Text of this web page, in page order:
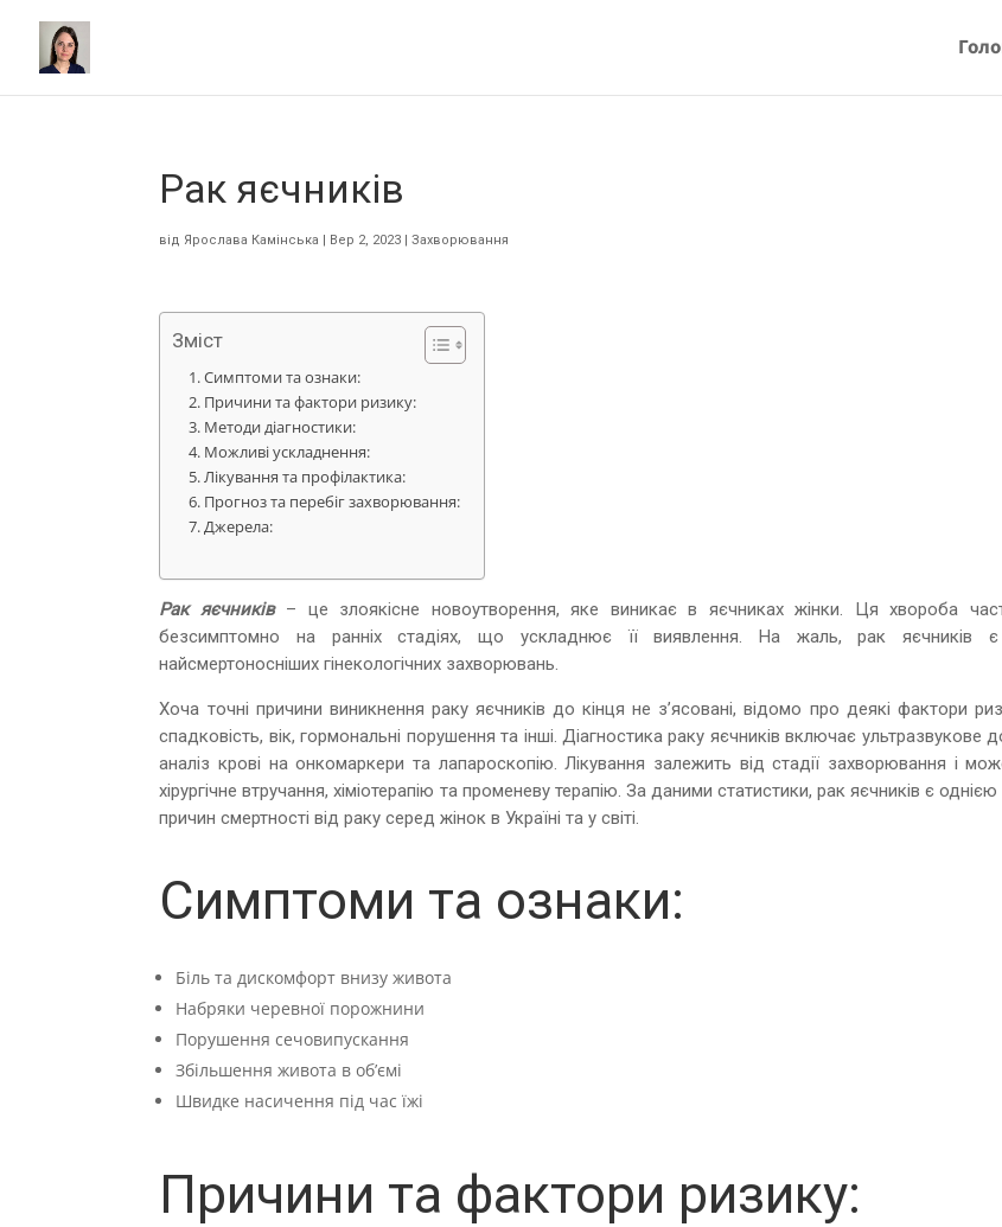
Рак яєчників
від Ярослава Камінська | Вер 2, 2023 |Захворювання
Зміст
Симптоми та ознаки:
Причини та фактори ризику:
Методи діагностики:
Можливі ускладнення:
Лікування та профілактика:
Прогноз та перебіг захворювання:
Джерела:
Рак яєчників– це злоякісне новоутворення, яке виникає в яєчниках жінки. Ця хвороба
безсимптомно на ранніх стадіях, що ускладнює її виявлення. На жаль, рак яєчників
найсмертоносніших гінекологічних захворювань.
Хоча точні причини виникнення раку яєчників до кінця не з’ясовані, відомо про деякі фактори
спадковість, вік, гормональні порушення та інші. Діагностика раку яєчників включає ультразвукове
аналіз крові на онкомаркери та лапароскопію. Лікування залежить від стадії захворювання і
хірургічне втручання, хіміотерапію та променеву терапію. За даними статистики, рак яєчників є
причин смертності від раку серед жінок в Україні та у світі.
Симптоми та ознаки:
Біль та дискомфорт внизу живота
Набряки черевної порожнини
Порушення сечовипускання
Збільшення живота в об’ємі
Швидке насичення під час їжі
Причини та фактори ризику: